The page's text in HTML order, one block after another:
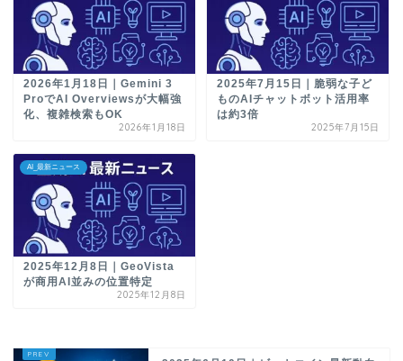
2026年1月18日｜Gemini 3
ProでAI Overviewsが大幅強
化、複雑検索もOK
2026年1月18日
2025年7月15日｜脆弱な子ど
ものAIチャットボット活用率
は約3倍
2025年7月15日
AI_最新ニュース
2025年12月8日｜GeoVista
が商用AI並みの位置特定
2025年12月8日